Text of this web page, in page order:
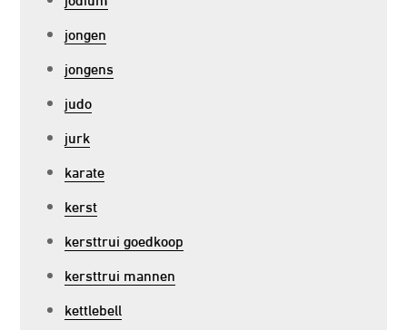
jongen
jongens
judo
jurk
karate
kerst
kersttrui goedkoop
kersttrui mannen
kettlebell